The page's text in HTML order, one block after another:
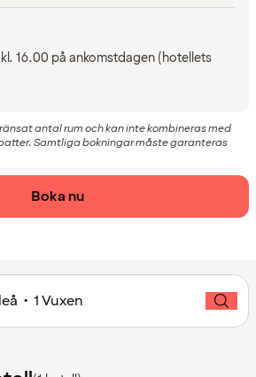
16.00 på ankomstdagen (hotellets
antal rum och kan inte kombineras med
Samtliga bokningar måste garanteras
Boka nu
• 1 Vuxen